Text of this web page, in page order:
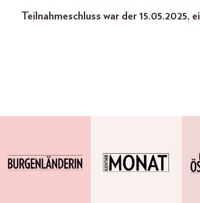
Teilnahmeschluss war der 15.05.2025,